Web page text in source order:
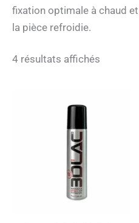
fixation optimale à chaud
la pièce refroidie.
4 résultats affichés